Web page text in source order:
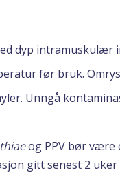
dyp intramuskulær
før bruk.
Unngå
og PPV bør være
gitt senest 2